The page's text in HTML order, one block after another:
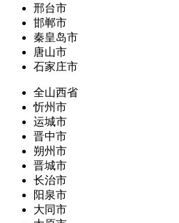
邢台市
邯郸市
秦皇岛市
唐山市
石家庄市
全山西省
忻州市
运城市
晋中市
朔州市
晋城市
长治市
阳泉市
大同市